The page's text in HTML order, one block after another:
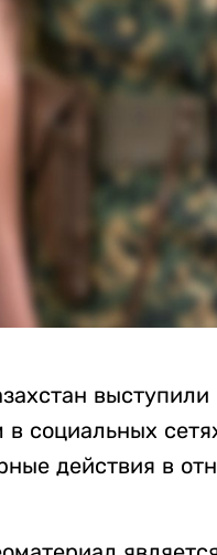
социальных
действия в